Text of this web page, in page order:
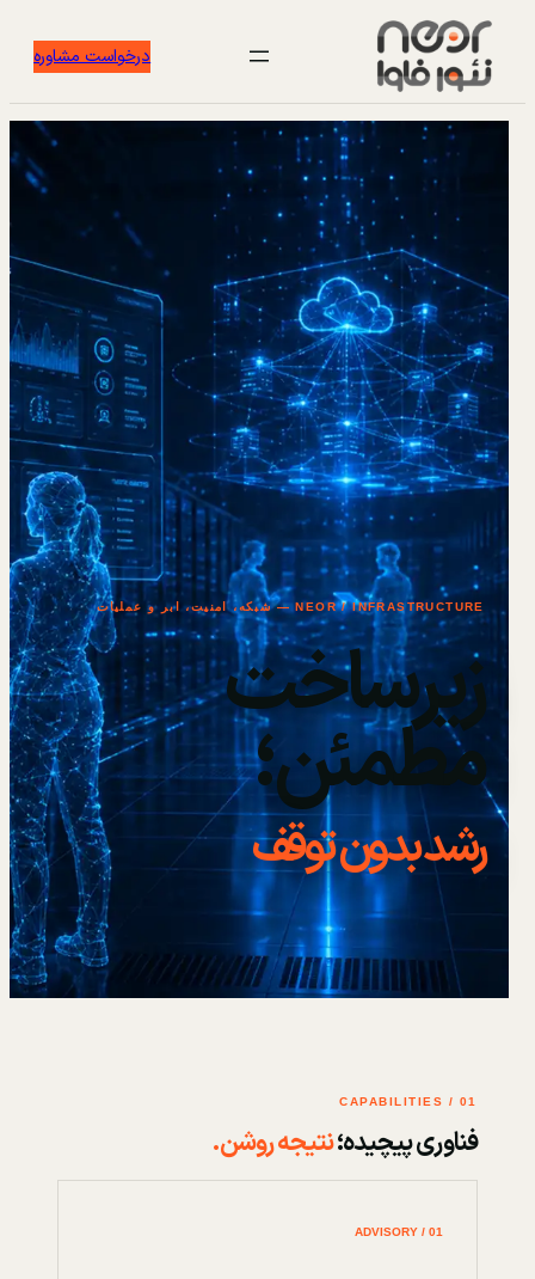
درخواست مشاوره
NEOR / INFRASTRUCTURE — شبکه، امنیت، ابر و عملیات
زیرساخت
مطمئن؛
رشد بدون توقف
01 / CAPABILITIES
فناوری پیچیده؛نتیجه روشن.
01 / ADVISORY